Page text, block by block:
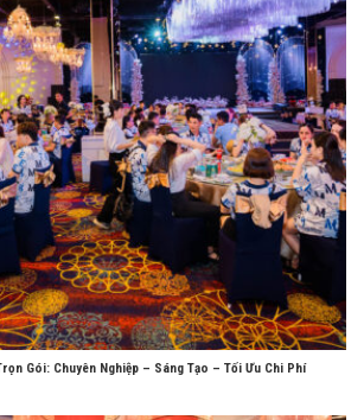
Gói: Chuyên Nghiệp – Sáng Tạo – Tối Ưu Chi Phí